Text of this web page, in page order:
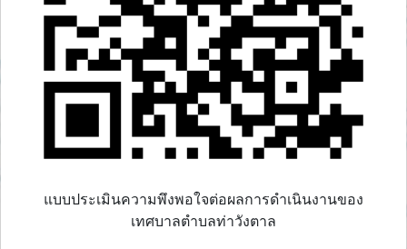
แบบประเมินความพึงพอใจต่อผลการดำเนินงานของ
เทศบาลตำบลท่าวังตาล